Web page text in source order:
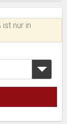
ist nur in